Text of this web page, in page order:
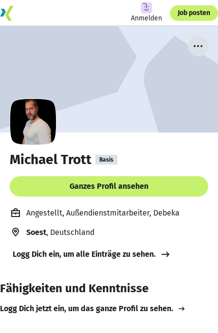
Anmelden
Job posten
Michael Trott Basis
Ganzes Profil ansehen
Angestellt, Außendienstmitarbeiter, Debeka
Soest, Deutschland
Logg Dich ein, um alle Einträge zu sehen.
Fähigkeiten und Kenntnisse
Logg Dich jetzt ein, um das ganze Profil zu sehen.